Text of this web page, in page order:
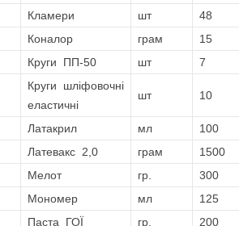
Кламери
шт
48
Коналор
грам
15
Круги ПП-50
шт
7
Круги шліфовочні
еластичні
шт 10
Латакрил мл
100
Латевакс 2,0
грам
1500
Мелот
гр.
300
Мономер
мл
125
Паста ГОЇ
гр.
200